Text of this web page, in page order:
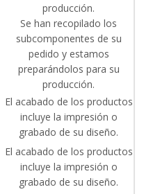
producción.
Se han recopilado los
subcomponentes de su
pedido y estamos
preparándolos para su
producción.
El acabado de los productos
incluye la impresión o
grabado de su diseño.
El acabado de los productos
incluye la impresión o
grabado de su diseño.